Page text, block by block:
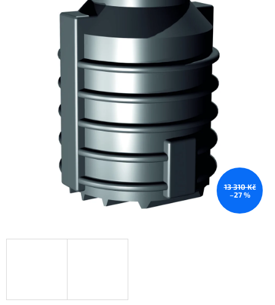
13 310 Kč
–27 %